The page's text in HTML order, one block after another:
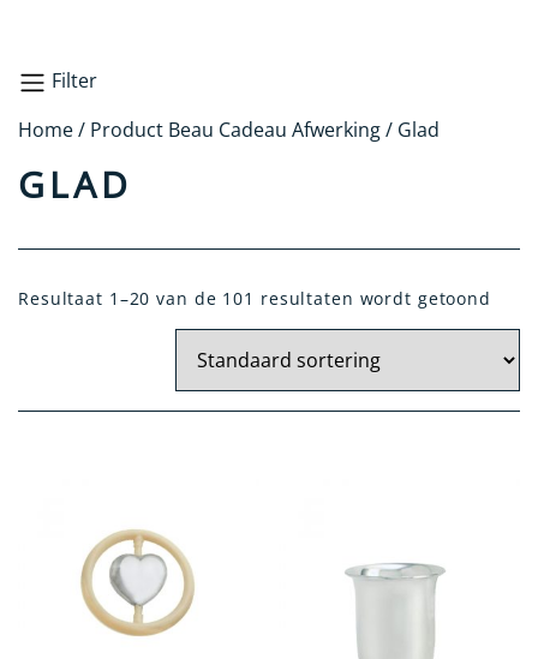
Filter
Glad
Zoeken
Artikelgroep
Tafelen en Serveren
Kindergeschenken
Home/ Product Beau Cadeau Afwerking / Glad
GLAD
Resultaat 1–20 van de 101 resultaten wordt getoond